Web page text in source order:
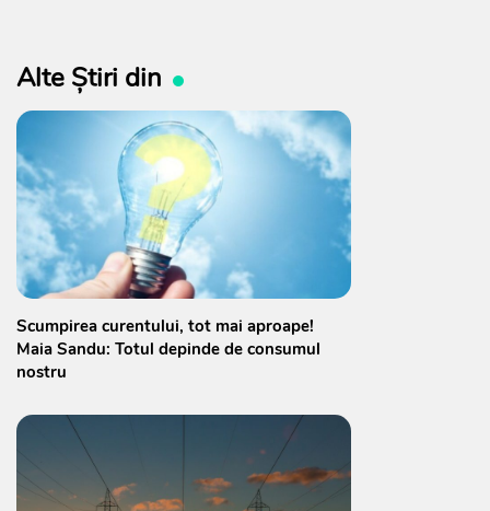
Alte Știri din
Scumpirea curentului, tot mai aproape!
Maia Sandu: Totul depinde de consumul
nostru